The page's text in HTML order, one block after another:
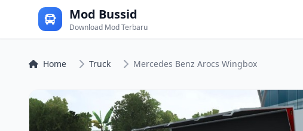
Mod Bussid
Download Mod Terbaru
Home Truck Mercedes Benz Arocs Wingbox